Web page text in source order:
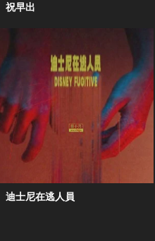
祝早出
迪士尼在逃人員